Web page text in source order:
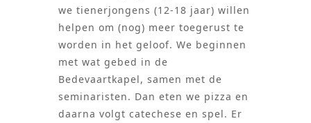
we tienerjongens (12-18 jaar) willen
helpen om (nog) meer toegerust te
worden in het geloof. We beginnen
met wat gebed in de
Bedevaartkapel, samen met de
seminaristen. Dan eten we pizza en
daarna volgt catechese en spel. Er